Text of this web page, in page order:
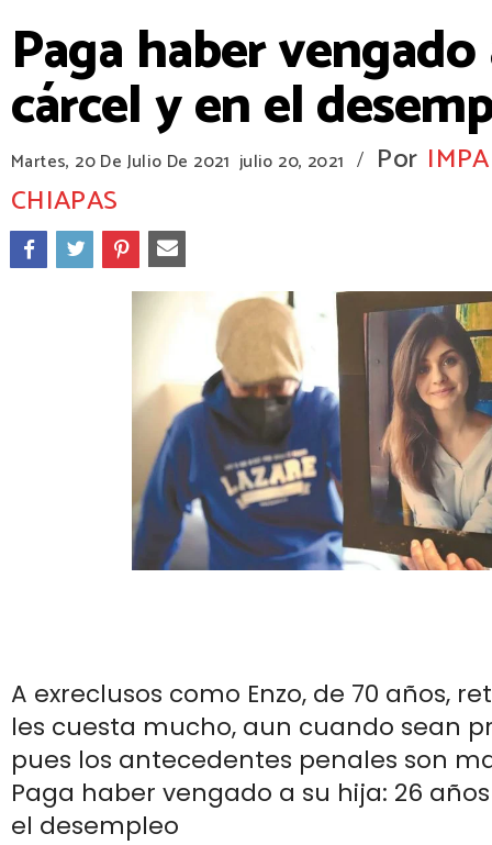
Paga haber
cárcel y en el
Martes, 20 De Julio De 2021 julio 20, 2021 / Por
CHIAPAS
A exreclusos como Enzo, de 70 años,
les cuesta mucho, aun cuando sean
pues los antecedentes penales son
Paga haber vengado a su hija: 26
el desempleo